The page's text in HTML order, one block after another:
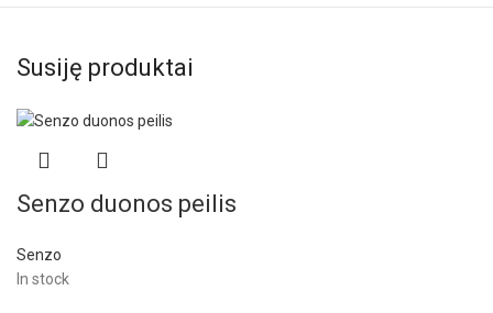
Susiję produktai
Senzo duonos peilis
Senzo
In stock